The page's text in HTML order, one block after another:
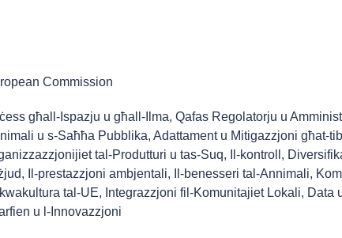
Commission
għall-Ispazju u għall-Ilma, Qafas Regolatorju u
u s-Saħħa Pubblika, Adattament u Mitigazzjoni għat-
tal-Produtturi u tas-Suq, Il-kontroll ,
, Il-prestazzjoni ambjentali, Il-benesseri tal-Annimali,
tal-UE, Integrazzjoni fil-Komunitajiet Lokali, Data
u l-Innovazzjoni